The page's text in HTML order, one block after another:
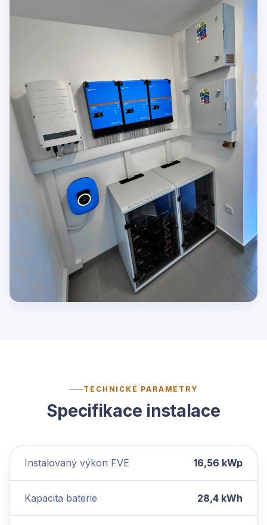
TECHNICKÉ PARAMETRY
Specifikace instalace
Instalovaný výkon FVE 16,56 kWp
Kapacita baterie 28,4 kWh